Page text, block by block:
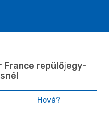
France repülőjegy-
Hová?